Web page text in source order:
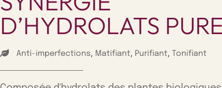
D’HYDROLATS
Anti-imperfections, Matifiant, Purifiant, Tonifiant